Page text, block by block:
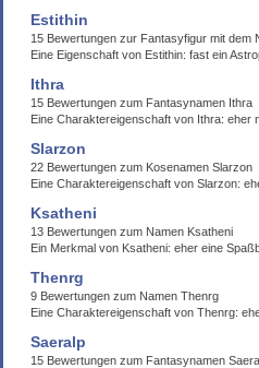
Estithin
15 Bewertungen zur Fantasyfigur mit dem
Eine Eigenschaft von Estithin: fast ein
Ithra
15 Bewertungen zum Fantasynamen Ithra
Eine Charaktereigenschaft von Ithra: eher
Slarzon
22 Bewertungen zum Kosenamen Slarzon
Eine Charaktereigenschaft von Slarzon:
Ksatheni
13 Bewertungen zum Namen Ksatheni
Ein Merkmal von Ksatheni: eher eine
Thenrg
9 Bewertungen zum Namen Thenrg
Eine Charaktereigenschaft von Thenrg:
Saeralp
15 Bewertungen zum Fantasynamen